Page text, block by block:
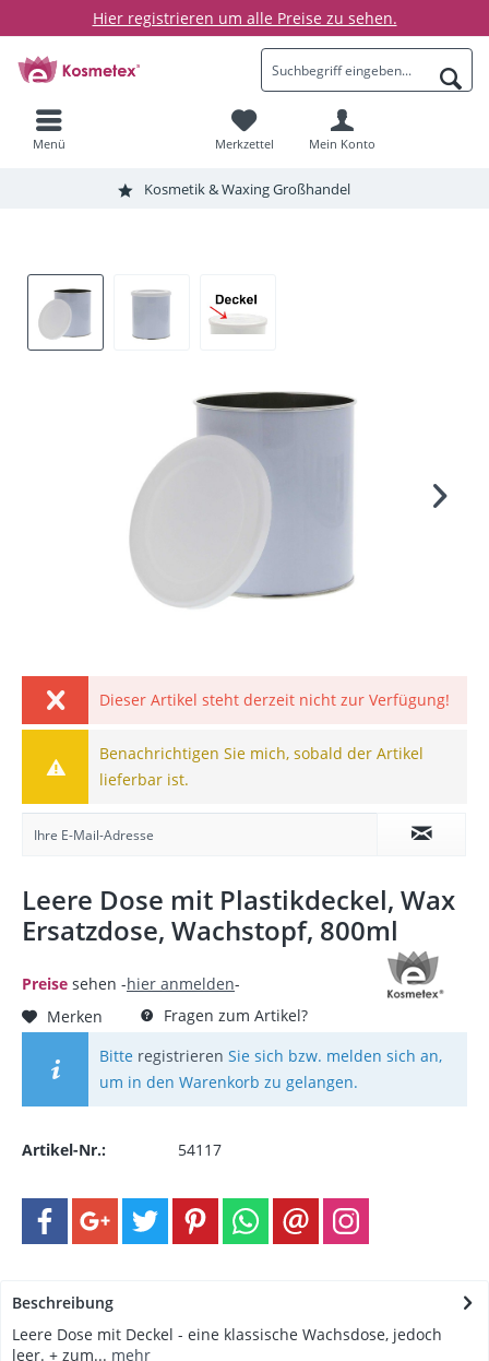
Hier registrieren um alle Preise zu sehen.
Kosmetik & Waxing Großhandel
Menü Merkzettel Mein Konto
Dieser Artikel steht derzeit nicht zur Verfügung!
Benachrichtigen Sie mich, sobald der Artikel
lieferbar ist.
Leere Dose mit Plastikdeckel, Wax
Ersatzdose, Wachstopf, 800ml
Preise sehen -hier anmelden-
Merken
Fragen zum Artikel?
Bitte registrieren Sie sich bzw. melden sich an,
um in den Warenkorb zu gelangen.
Artikel-Nr.: 54117
Beschreibung
Leere Dose mit Deckel - eine klassische Wachsdose, jedoch
leer. + zum... mehr